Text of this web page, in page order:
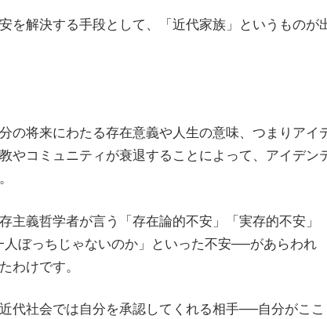
を解決する手段として、「近代家族」というものが
の将来にわたる存在意義や人生の意味、つまりアイ
やコミュニティが衰退することによって、アイデン
義哲学者が言う「存在論的不安」「実存的不安」
ぼっちじゃないのか」といった不安──があらわれ
わけです。
代社会では自分を承認してくれる相手──自分がここ